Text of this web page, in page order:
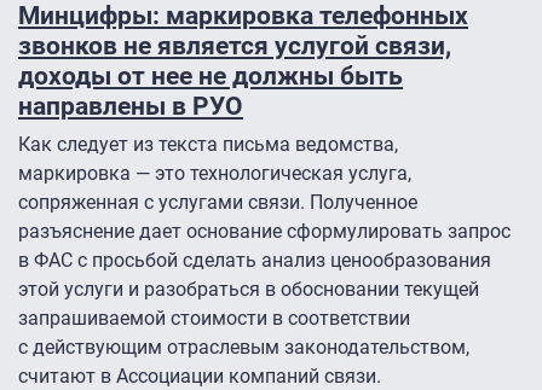
Минцифры: маркировка телефонных
звонков не является услугой связи,
доходы от нее не должны быть
направлены в РУО
Как следует из текста письма ведомства,
маркировка — это технологическая услуга,
сопряженная с услугами связи. Полученное
разъяснение дает основание сформулировать запрос
в ФАС с просьбой сделать анализ ценообразования
этой услуги и разобраться в обосновании текущей
запрашиваемой стоимости в соответствии
с действующим отраслевым законодательством,
считают в Ассоциации компаний связи.